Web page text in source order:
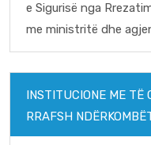
e Sigurisë nga
me ministritë dhe
INSTITUCIONE ME TË
RRAFSH